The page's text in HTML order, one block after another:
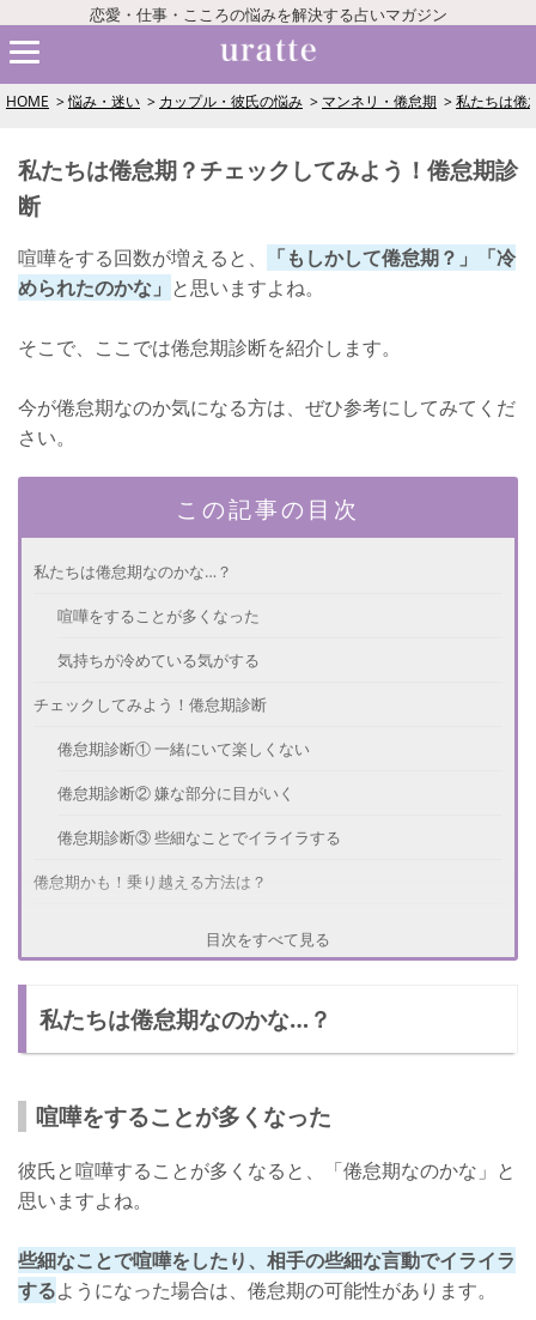
恋愛・仕事・こころの悩みを解決する占いマガジン
HOME 悩み・迷い カップル・彼氏の悩み マンネリ・倦怠期 私たちは倦
私たちは倦怠期？チェックしてみよう！倦怠期診
断
喧嘩をする回数が増えると、
「もしかして倦怠期？」「冷
められたのかな」 と思いますよね。
そこで、ここでは倦怠期診断を紹介します。
今が倦怠期なのか気になる方は、ぜひ参考にしてみてくだ
さい。
この記事の目次
私たちは倦怠期なのかな…？
喧嘩をすることが多くなった
気持ちが冷めている気がする
チェックしてみよう！倦怠期診断
倦怠期診断① 一緒にいて楽しくない
倦怠期診断② 嫌な部分に目がいく
倦怠期診断③ 些細なことでイライラする
倦怠期かも！乗り越える方法は？
不満を伝えて改善する
倦怠期って予防できる？
倦怠期診断で予想できる
好きになった理由を忘れない
目次をすべて見る
私たちは倦怠期なのかな…？
喧嘩をすることが多くなった
彼氏と喧嘩することが多くなると、「倦怠期なのかな」と
思いますよね。
些細なことで喧嘩をしたり、相手の些細な言動でイライラ
するようになった場合は、倦怠期の可能性があります。